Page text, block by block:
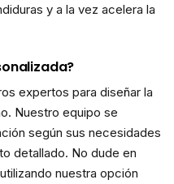
y a la vez acelera la
expertos para diseñar la
Nuestro equipo se
según sus necesidades
detallado. No dude en
nuestra opción